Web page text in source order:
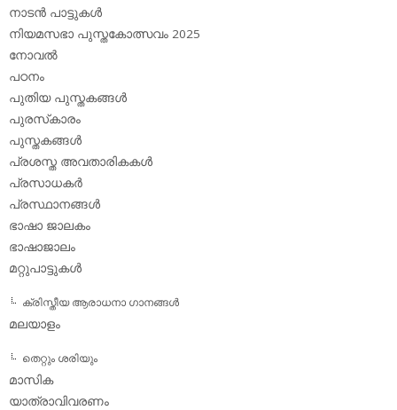
നാടന്‍ പാട്ടുകള്‍
നിയമസഭാ പുസ്തകോത്സവം 2025
നോവല്‍
പഠനം
പുതിയ പുസ്തകങ്ങള്‍
പുരസ്‌കാരം
പുസ്തകങ്ങള്‍
പ്രശസ്ത അവതാരികകള്‍
പ്രസാധകര്‍
പ്രസ്ഥാനങ്ങള്‍
ഭാഷാ ജാലകം
ഭാഷാജാലം
മറ്റുപാട്ടുകള്‍
ക്രിസ്തീയ ആരാധനാ ഗാനങ്ങള്‍
മലയാളം
തെറ്റും ശരിയും
മാസിക
യാത്രാവിവരണം